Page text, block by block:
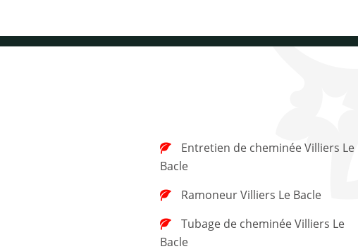
Bacle
Ramoneur Villiers Le Bacle
Bacle